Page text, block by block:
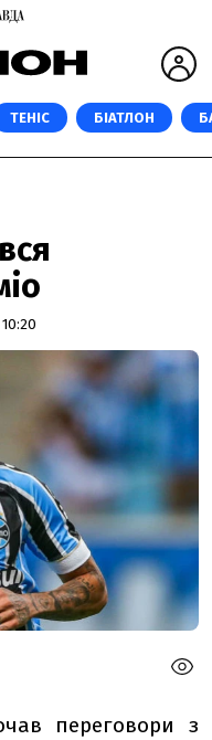
ТЕНІС БІАТЛОН
переговори з